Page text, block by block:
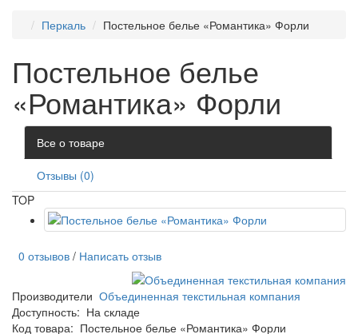
Перкаль Постельное белье «Романтика» Форли
Постельное белье
«Романтика» Форли
Все о товаре
Отзывы (0)
TOP
0 отзывов / Написать отзыв
Производители Объединенная текстильная компания
Доступность: На складе
Код товара: Постельное белье «Романтика» Форли